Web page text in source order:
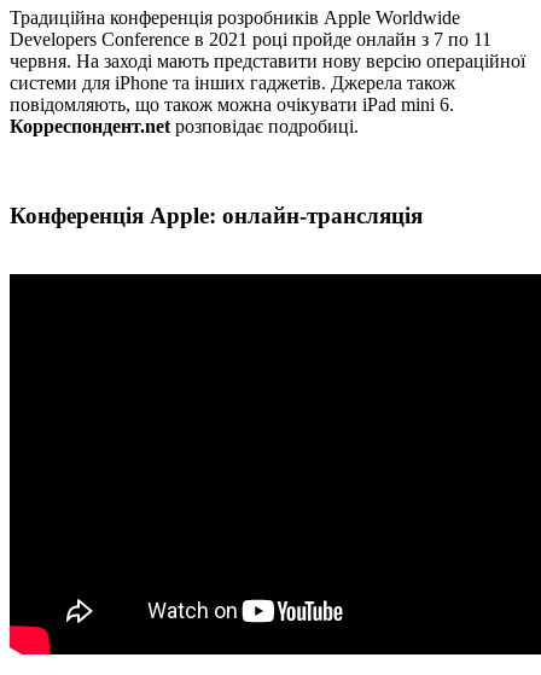
Традиційна конференція розробників Apple Worldwide
Developers Conference в 2021 році пройде онлайн з 7 по 11
червня. На заході мають представити нову версію операційної
системи для iPhone та інших гаджетів. Джерела також
повідомляють, що також можна очікувати iPad mini 6.
Корреспондент.net розповідає подробиці.
Конференція Apple: онлайн-трансляція